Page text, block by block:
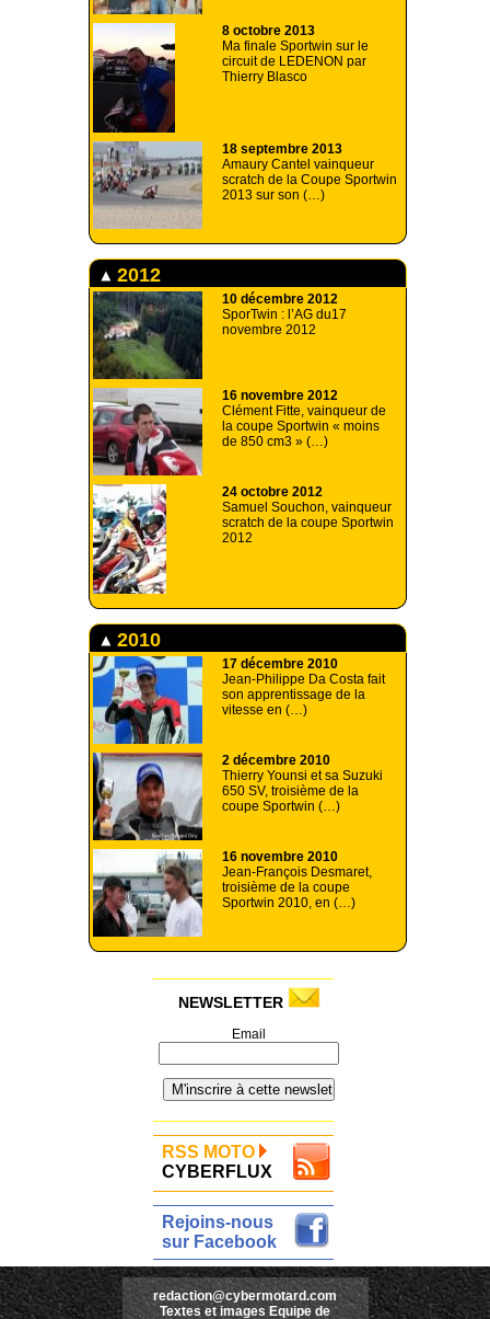
8 octobre 2013
Ma finale Sportwin sur le
circuit de LEDENON par
Thierry Blasco
18 septembre 2013
Amaury Cantel vainqueur
scratch de la Coupe Sportwin
2013 sur son (…)
2012
10 décembre 2012
SporTwin : l’AG du17
novembre 2012
16 novembre 2012
Clément Fitte, vainqueur de
la coupe Sportwin « moins
de 850 cm3 » (…)
24 octobre 2012
Samuel Souchon, vainqueur
scratch de la coupe Sportwin
2012
2010
17 décembre 2010
Jean-Philippe Da Costa fait
son apprentissage de la
vitesse en (…)
2 décembre 2010
Thierry Younsi et sa Suzuki
650 SV, troisième de la
coupe Sportwin (…)
16 novembre 2010
Jean-François Desmaret,
troisième de la coupe
Sportwin 2010, en (…)
NEWSLETTER
Email
RSS MOTO
CYBERFLUX
Rejoins-nous
sur Facebook
redaction@cybermotard.com
Textes et images Equipe de